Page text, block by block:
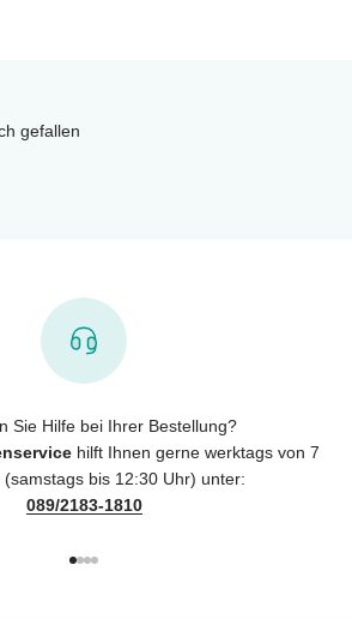
gefallen
Sie Hilfe bei Ihrer Bestellung?
hilft Ihnen gerne werktags von 7
(samstags bis 12:30 Uhr) unter:
089/2183-1810